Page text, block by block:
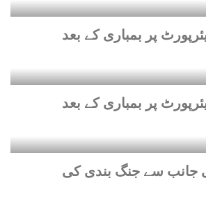
پر بمباری کے بعد
پر بمباری کے بعد
جانب سے جنگ بندی کی